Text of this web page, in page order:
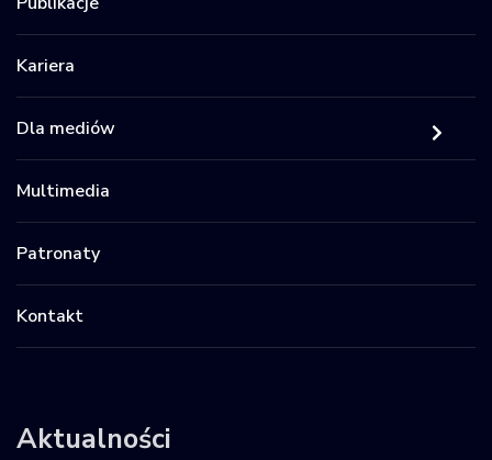
Kariera
Dla mediów
Multimedia
Patronaty
Kontakt
Aktualności